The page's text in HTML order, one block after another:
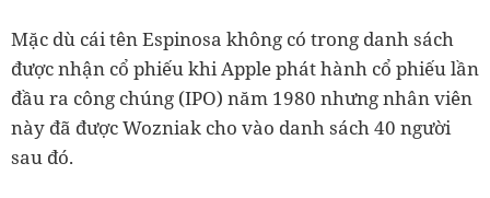
Mặc dù cái tên Espinosa không có trong danh sách
được nhận cổ phiếu khi Apple phát hành cổ phiếu lần
đầu ra công chúng (IPO) năm 1980 nhưng nhân viên
này đã được Wozniak cho vào danh sách 40 người
sau đó.